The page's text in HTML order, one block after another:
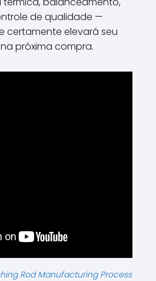
de qualidade —
certamente elevará seu
próxima compra.
Rod Manufacturing Process